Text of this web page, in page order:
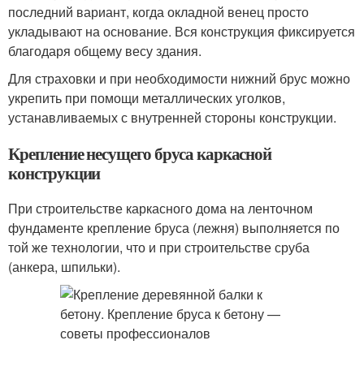
последний вариант, когда окладной венец просто
укладывают на основание. Вся конструкция фиксируется
благодаря общему весу здания.
Для страховки и при необходимости нижний брус можно
укрепить при помощи металлических уголков,
устанавливаемых с внутренней стороны конструкции.
Крепление несущего бруса каркасной
конструкции
При строительстве каркасного дома на ленточном
фундаменте крепление бруса (лежня) выполняется по
той же технологии, что и при строительстве сруба
(анкера, шпильки).